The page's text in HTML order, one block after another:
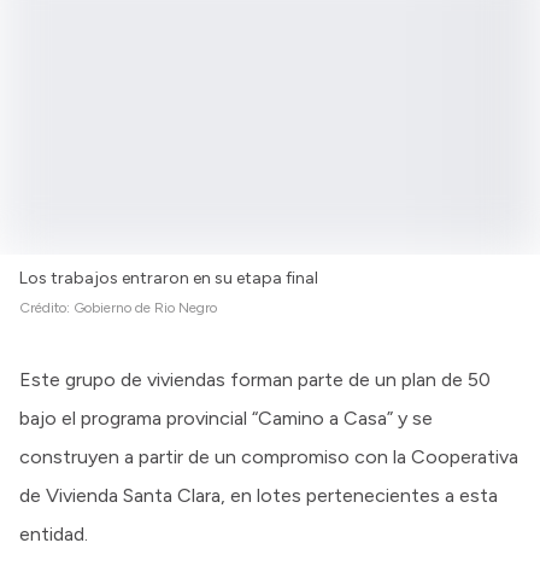
Los trabajos entraron en su etapa final
Crédito: Gobierno de Rio Negro
Este grupo de viviendas forman parte de un plan de 50
bajo el programa provincial “Camino a Casa” y se
construyen a partir de un compromiso con la Cooperativa
de Vivienda Santa Clara, en lotes pertenecientes a esta
entidad.